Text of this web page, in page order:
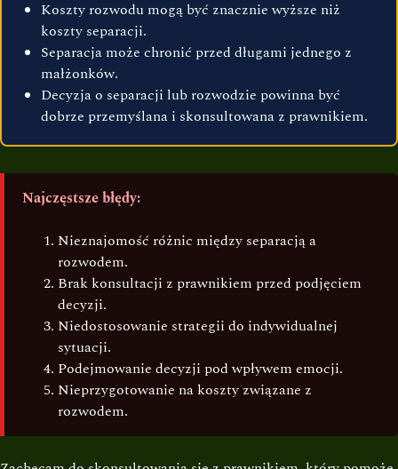
Koszty rozwodu mogą być znacznie wyższe niż
koszty separacji.
Separacja może chronić przed długami jednego z
małżonków.
Decyzja o separacji lub rozwodzie powinna być
dobrze przemyślana i skonsultowana z prawnikiem.
Najczęstsze błędy:
Nieznajomość różnic między separacją a
rozwodem.
Brak konsultacji z prawnikiem przed podjęciem
decyzji.
Niedostosowanie strategii do indywidualnej
sytuacji.
Podejmowanie decyzji pod wpływem emocji.
Nieprzygotowanie na koszty związane z
rozwodem.